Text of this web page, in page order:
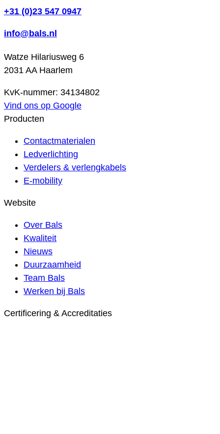
+31 (0)23 547 0947
info@bals.nl
Watze Hilariusweg 6
2031 AA Haarlem
KvK-nummer: 34134802
Vind ons op Google
Producten
Contactmaterialen
Ledverlichting
Verdelers & verlengkabels
E-mobility
Website
Over Bals
Kwaliteit
Nieuws
Duurzaamheid
Team Bals
Werken bij Bals
Certificering & Accreditaties